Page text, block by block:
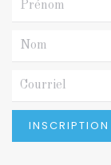
INSCRIPTION